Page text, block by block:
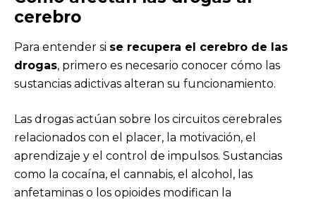
cerebro
Para entender si se recupera el cerebro de las
drogas, primero es necesario conocer cómo las
sustancias adictivas alteran su funcionamiento.
Las drogas actúan sobre los circuitos cerebrales
relacionados con el placer, la motivación, el
aprendizaje y el control de impulsos. Sustancias
como la cocaína, el cannabis, el alcohol, las
anfetaminas o los opioides modifican la